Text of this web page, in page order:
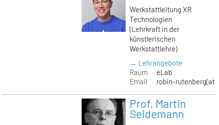
Werkstattleitung XR
Technologien
(Lehrkraft in der
künstlerischen
Werkstattlehre)
→ Lehrangebote
Raum
eLab
Email
robin-
Prof. Martin
Seidemann